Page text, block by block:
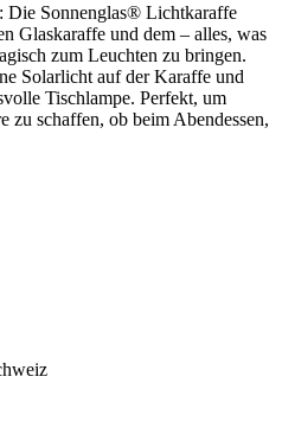
Die Sonnenglas® Lichtkaraffe
Glaskaraffe und dem – alles, was
zum Leuchten zu bringen.
Solarlicht auf der Karaffe und
Tischlampe. Perfekt, um
zu schaffen, ob beim Abendessen,